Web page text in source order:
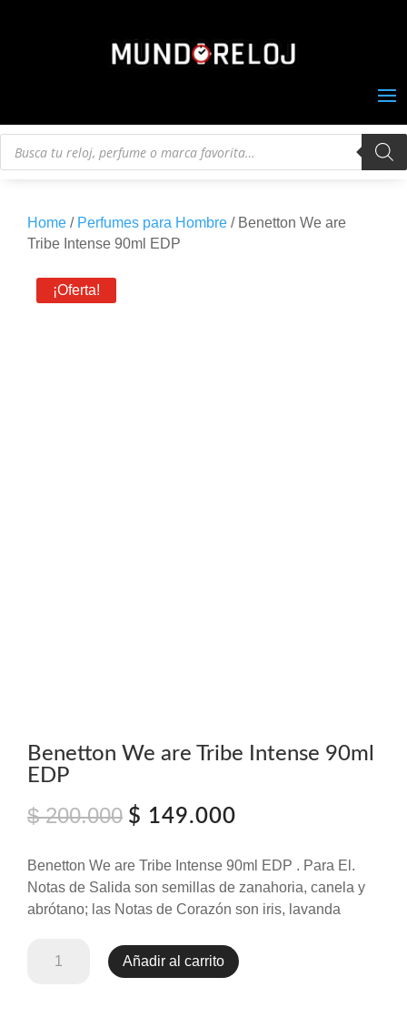
Búsqueda
Home / Perfumes para Hombre / Benetton We are
Tribe Intense 90ml EDP
¡Oferta!
Benetton We are Tribe Intense 90ml
EDP
$200.000 El
original
era:
$ 200.000.
$ 149.000
actual
es:
$ 149.000.
Benetton We are Tribe Intense 90ml EDP . Para El.
Notas de Salida son semillas de zanahoria, canela y
abrótano; las Notas de Corazón son iris, lavanda
Añadir al carrito